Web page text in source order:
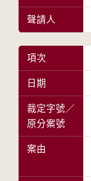
聲請人
項次
日期
裁定字號／
原分案號
案由